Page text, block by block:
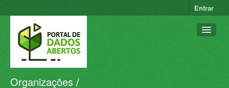
Entrar
Conjuntos de dados
Organizações